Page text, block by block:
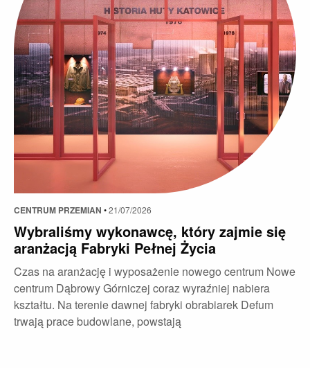
CENTRUM PRZEMIAN •21/07/2026
Wybraliśmy wykonawcę, który zajmie się
aranżacją Fabryki Pełnej Życia
Czas na aranżację i wyposażenie nowego centrum Nowe
centrum Dąbrowy Górniczej coraz wyraźniej nabiera
kształtu. Na terenie dawnej fabryki obrabiarek Defum
trwają prace budowlane, powstają